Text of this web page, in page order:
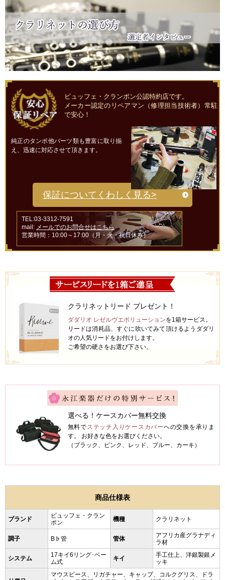
ビュッフェ・クランポン公認特約店です。
メーカー認定のリペアマン（修理担当技術者）常駐
で安心！
純正のタンポ他パーツ類も豊富に取り揃
え、迅速に対応させて頂きます。
保証についてくわしく見る>
TEL:03-3312-7591
mail: メールでのお問合せはこちら
営業時間：10:00～17:00（月・火・祝日休み）
クラリネットリード プレゼント！
ダダリオ レゼルヴエボリューションを1箱サービス。
リードは消耗品、すぐに吹いてみて頂けるようダダリ
オの人気リードをお付けします。
ご希望の硬さをお選び下さい。
選べる！ケースカバー無料交換
無料でステッチ入りケースカバーへの交換を承りま
す。 お好きな色をお選びください。
（ブラック、ピンク、レッド、ブルー、カーキ）
商品仕様表
ブランド
ビュッフェ・クラン
ポン
機種 クラリネット
調子 B♭管 管体
アフリカ産グラナディ
ラ材
システム
17キイ6リング･ベー
ム式
キイ
手工仕上、洋銀製銀メ
ッキ
マウスピース、リガチャー、キャップ、コルクグリス、ドラ